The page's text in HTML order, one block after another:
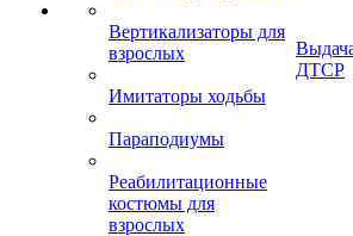
Вертикализаторы для
взрослых
Имитаторы ходьбы
Параподиумы
Реабилитационные
костюмы для
взрослых
ДТСР